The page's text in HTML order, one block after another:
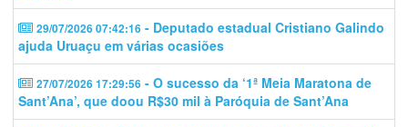
29/07/2026 07:42:16 - Deputado estadual Cristiano Galindo
ajuda Uruaçu em várias ocasiões
27/07/2026 17:29:56 - O sucesso da ‘1ª Meia Maratona de
Sant’Ana’, que doou R$30 mil à Paróquia de Sant’Ana